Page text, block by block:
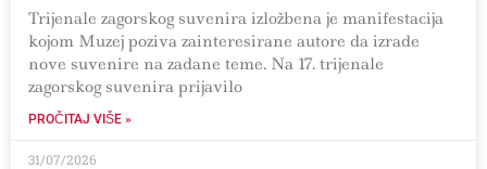
Trijenale zagorskog suvenira izložbena je manifestacija
kojom Muzej poziva zainteresirane autore da izrade
nove suvenire na zadane teme. Na 17. trijenale
zagorskog suvenira prijavilo
PROČITAJ VIŠE »
31/07/2026